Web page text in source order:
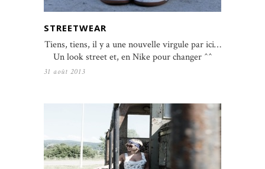
STREETWEAR
Tiens, tiens, il y a une nouvelle virgule par ici…
Un look street et, en Nike pour changer ^^
31 août 2013